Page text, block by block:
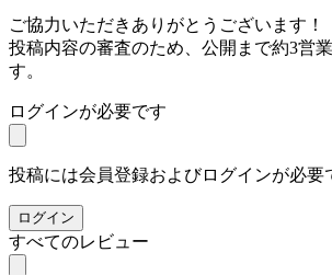
ご協力いただきありがとうございます！
投稿内容の審査のため、公開まで約3営
す。
ログインが必要です
投稿には会員登録およびログインが必要
ログイン
すべてのレビュー